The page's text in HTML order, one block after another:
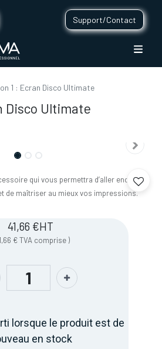
Support/Contact
1 : Ecran Disco Ultimate
Disco Ultimate
qui vous permettra d’aller encore
de maîtriser au mieux vos impressions.
41,66 €HT
€ TVA comprise )
lorsque le produit est de
en stock